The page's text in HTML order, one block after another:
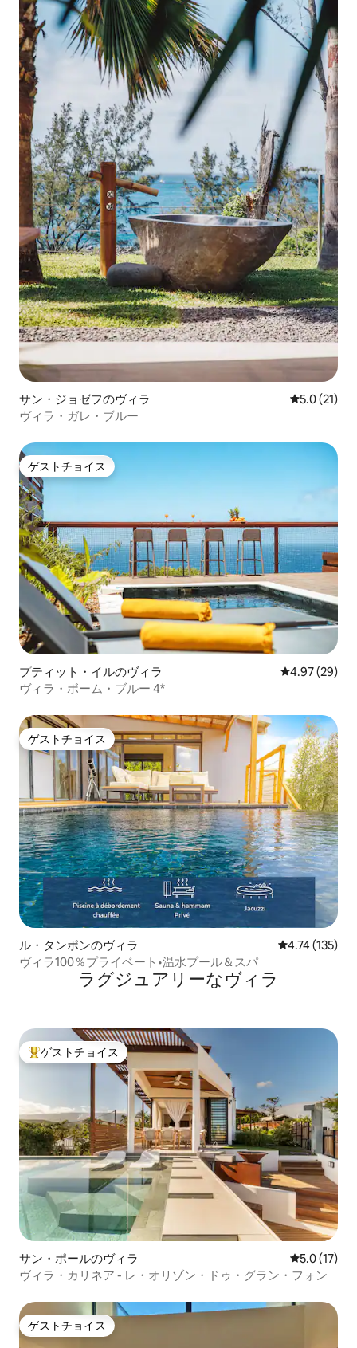
サン・ジョゼフのヴィラ レビュー21
5.0 (21)
ヴィラ・ガレ・ブルー
ゲストチョイス
ゲストチョイス
プティット・イルのヴィラ レビュー29
4.97 (29)
ヴィラ・ボーム・ブルー 4*
ゲストチョイス
ゲストチョイス
ル・タンポンのヴィラ レビュー135
4.74 (135)
ヴィラ100％プライベート•温水プール＆スパ
ラグジュアリーなヴィラ
大好評のゲストチョイスです。
ゲストチョイス
サン・ポールのヴィラ レビュー17
5.0 (17)
ヴィラ・カリネア - レ・オリゾン・ドゥ・グラン・フォン
ゲストチョイス
ゲストチョイス